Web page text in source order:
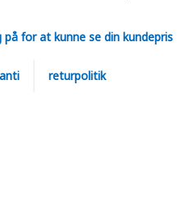
på for at kunne se din kundepris
returpolitik